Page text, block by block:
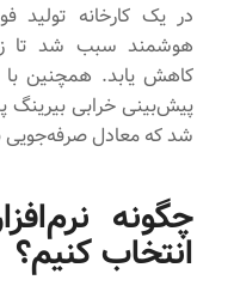
در یک کارخانه تولید
کاهش یابد. همچنین با
پیش‌بینی خرابی بیرینگ
شد که معادل صرفه‌جویی بیش از 50
چگونه
انتخاب کنیم؟